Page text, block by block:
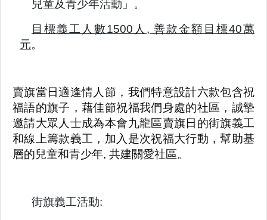
兒童及青少年活動」。
目標義工人數1500人, 善款金額目標40萬
元。
賣旗當日適逢情人節，我們特意設計六款包含祝
福語的旗子，藉佳節祝福我們身處的社區，誠摯
邀請大眾人士成為本會九龍區賣旗日的街旗義工
和線上籌款義工，加入是次祝福大行動，幫助基
層的兒童和青少年, 共建關愛社區。
街旗義工活動: